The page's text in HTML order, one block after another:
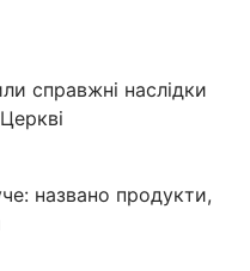
справжні наслідки
названо продукти,